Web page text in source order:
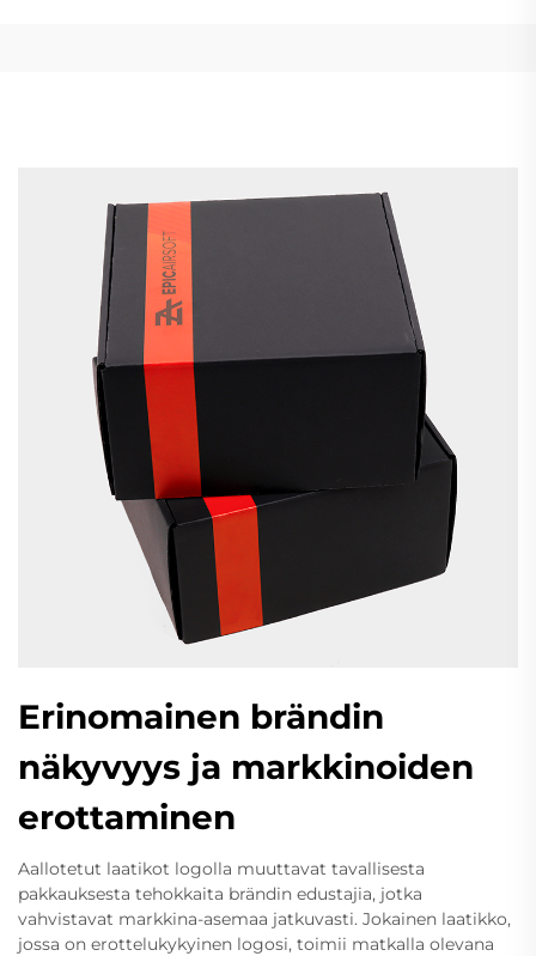
Erinomainen brändin
näkyvyys ja markkinoiden
erottaminen
Aallotetut laatikot logolla muuttavat tavallisesta
pakkauksesta tehokkaita brändin edustajia, jotka
vahvistavat markkina-asemaa jatkuvasti. Jokainen laatikko,
jossa on erottelukykyinen logosi, toimii matkalla olevana